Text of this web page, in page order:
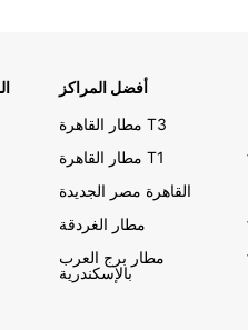
أفضل المراكز
مطار القاهرة T3
مطار القاهرة T1
القاهرة مصر الجديدة
مطار الغردقة
مطار برج العرب
بالإسكندرية